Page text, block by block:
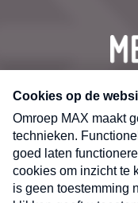
CONTACT